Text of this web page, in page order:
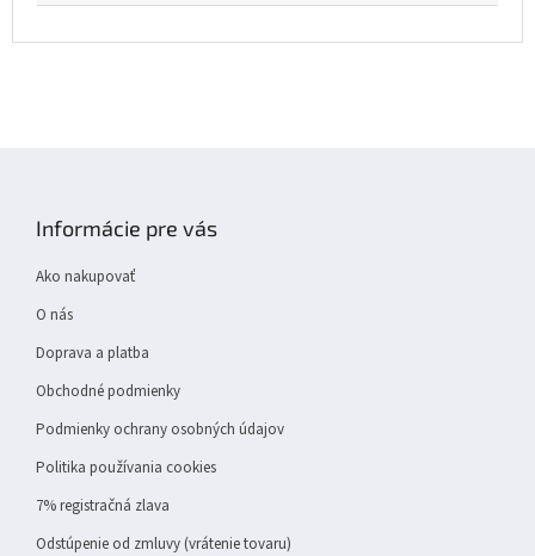
Informácie pre vás
Ako nakupovať
O nás
Doprava a platba
Obchodné podmienky
Podmienky ochrany osobných údajov
Politika používania cookies
7% registračná zlava
Odstúpenie od zmluvy (vrátenie tovaru)